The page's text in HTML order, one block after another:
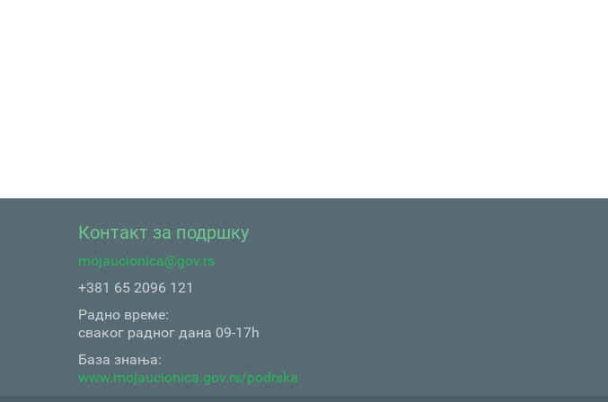
Контакт за подршку
mojaucionica@gov.rs
+381 65 2096 121
Радно време:
сваког радног дана 09-17h
База знања:
www.mojaucionica.gov.rs/podrska